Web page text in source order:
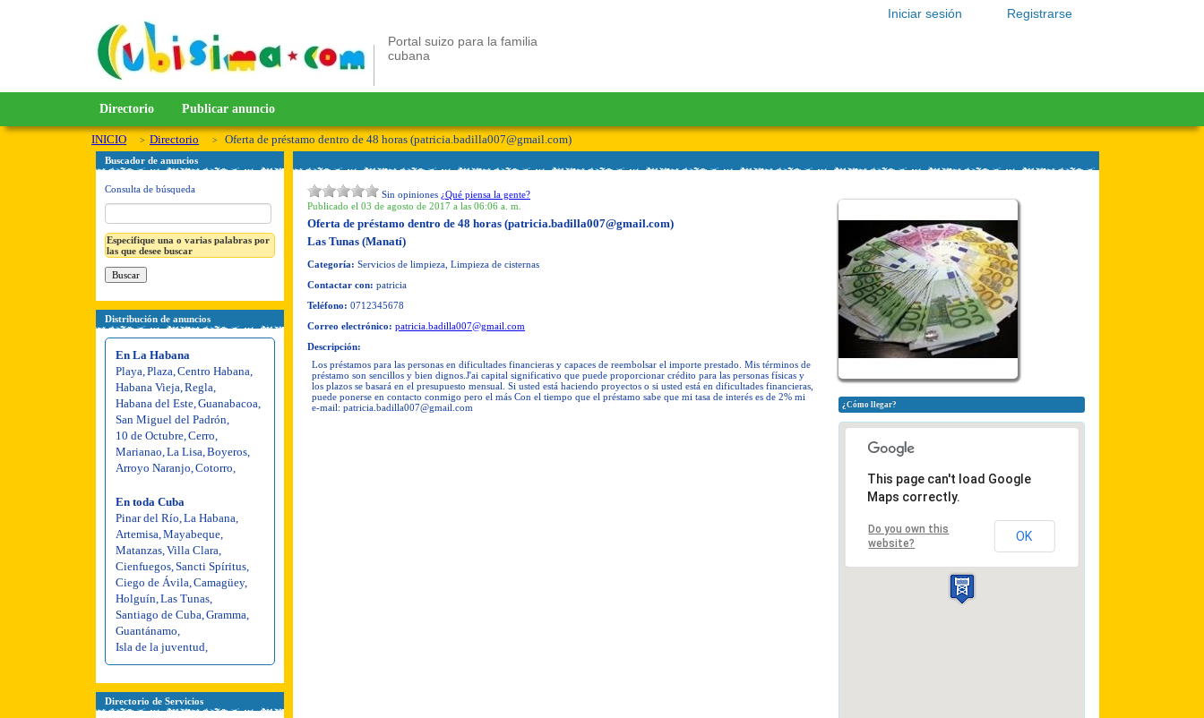
Registrarse
Iniciar sesión
Portal suizo para la familia
cubana
Directorio Publicar anuncio
INICIO Directorio Oferta de préstamo dentro de 48 horas (patricia.badilla007@gmail.com)
Buscador de anuncios
Consulta de búsqueda
Especifique una o varias palabras por
las que desee buscar
Distribución de anuncios
En La Habana
Playa Plaza Centro Habana
Habana Vieja Regla
Habana del Este Guanabacoa
San Miguel del Padrón
10 de Octubre Cerro
Marianao La Lisa Boyeros
Arroyo Naranjo Cotorro
En toda Cuba
Pinar del Río La Habana
Artemisa Mayabeque
Matanzas Villa Clara
Cienfuegos Sancti Spíritus
Ciego de Ávila Camagüey,
Holguín Las Tunas
Santiago de Cuba Gramma
Guantánamo
Isla de la juventud
Directorio de Servicios
Sin opiniones ¿Qué piensa la gente?
Publicado el 03 de agosto de 2017 a las 06:06 a. m.
Oferta de préstamo dentro de 48 horas (patricia.badilla007@gmail.com)
Las Tunas (Manatí)
Categoría: Servicios de limpieza, Limpieza de cisternas
Contactar con: patricia
Teléfono: 0712345678
Correo electrónico: patricia.badilla007@gmail.com
Descripción:
Los préstamos para las personas en dificultades financieras y capaces de reembolsar el importe prestado. Mis términos de
préstamo son sencillos y bien dignos.J'ai capital significativo que puede proporcionar crédito para las personas físicas y
los plazos se basará en el presupuesto mensual. Si usted está haciendo proyectos o si usted está en dificultades financieras,
puede ponerse en contacto conmigo pero el más Con el tiempo que el préstamo sabe que mi tasa de interés es de 2% mi
e-mail: patricia.badilla007@gmail.com ¿Cómo llegar?
This page can't load Google
Maps correctly.
Do you own this
website?
OK